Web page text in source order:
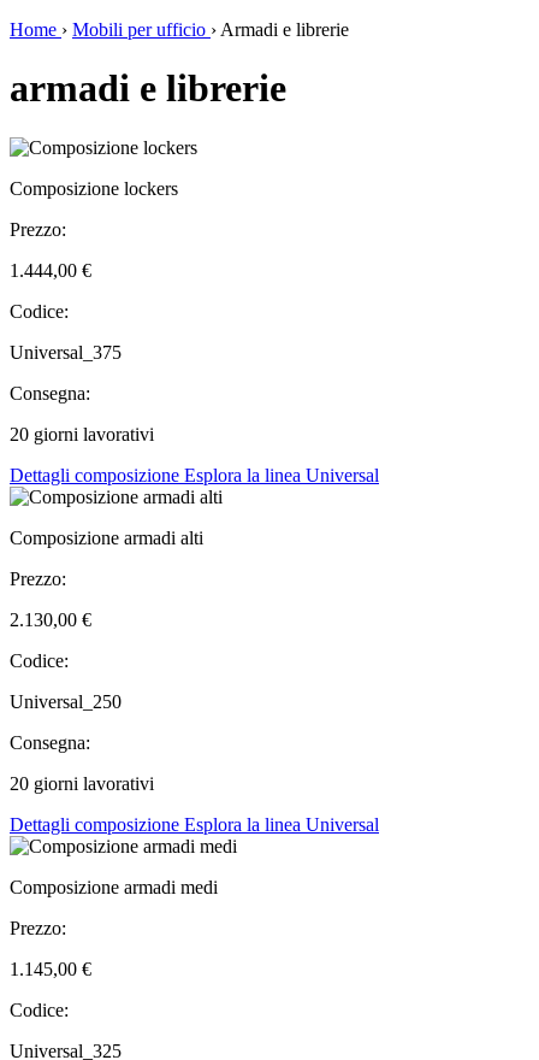
Home › Mobili per ufficio › Armadi e librerie
armadi e librerie
Composizione lockers
Prezzo:
1.444,00 €
Codice:
Universal_375
Consegna:
20 giorni lavorativi
Dettagli composizione Esplora la linea Universal
Composizione armadi alti
Prezzo:
2.130,00 €
Codice:
Universal_250
Consegna:
20 giorni lavorativi
Dettagli composizione Esplora la linea Universal
Composizione armadi medi
Prezzo:
1.145,00 €
Codice:
Universal_325